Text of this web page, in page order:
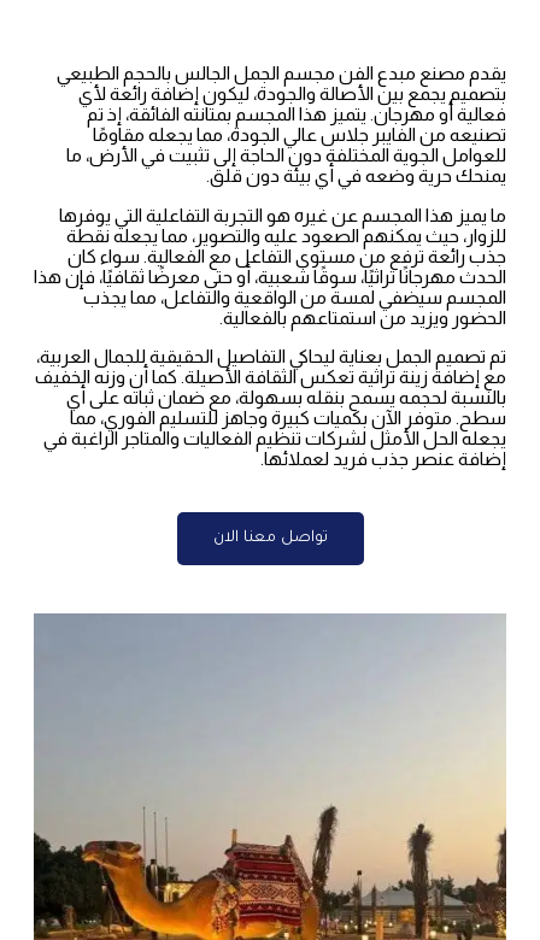
يقدم مصنع مبدع الفن مجسم الجمل الجالس بالحجم الطبيعي
بتصميم يجمع بين الأصالة والجودة، ليكون إضافة رائعة لأي
فعالية أو مهرجان. يتميز هذا المجسم بمتانته الفائقة، إذ تم
تصنيعه من الفايبر جلاس عالي الجودة، مما يجعله مقاومًا
للعوامل الجوية المختلفة دون الحاجة إلى تثبيت في الأرض، ما
يمنحك حرية وضعه في أي بيئة دون قلق.
ما يميز هذا المجسم عن غيره هو التجربة التفاعلية التي يوفرها
للزوار، حيث يمكنهم الصعود عليه والتصوير، مما يجعله نقطة
جذب رائعة ترفع من مستوى التفاعل مع الفعالية. سواء كان
الحدث مهرجانًا تراثيًا، سوقًا شعبية، أو حتى معرضًا ثقافيًا، فإن هذا
المجسم سيضفي لمسة من الواقعية والتفاعل، مما يجذب
الحضور ويزيد من استمتاعهم بالفعالية.
تم تصميم الجمل بعناية ليحاكي التفاصيل الحقيقية للجمال العربية،
مع إضافة زينة تراثية تعكس الثقافة الأصيلة. كما أن وزنه الخفيف
بالنسبة لحجمه يسمح بنقله بسهولة، مع ضمان ثباته على أي
سطح. متوفر الآن بكميات كبيرة وجاهز للتسليم الفوري، مما
يجعله الحل الأمثل لشركات تنظيم الفعاليات والمتاجر الراغبة في
إضافة عنصر جذب فريد لعملائها.
تواصل معنا الان